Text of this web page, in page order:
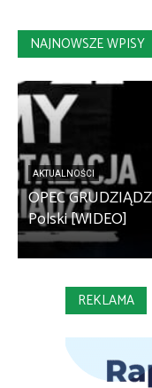
NAJNOWSZE WPISY
AKTUALNOŚCI
OPEC
Polski [WIDEO]
REKLAMA